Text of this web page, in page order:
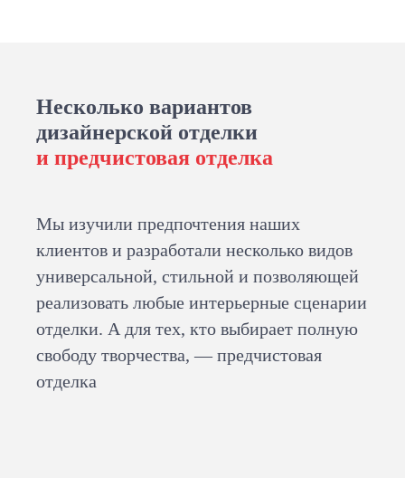
Несколько вариантов
дизайнерской отделки
и предчистовая отделка
Мы изучили предпочтения наших
клиентов и разработали несколько видов
универсальной, стильной и позволяющей
реализовать любые интерьерные сценарии
отделки. А для тех, кто выбирает полную
свободу творчества, — предчистовая
отделка